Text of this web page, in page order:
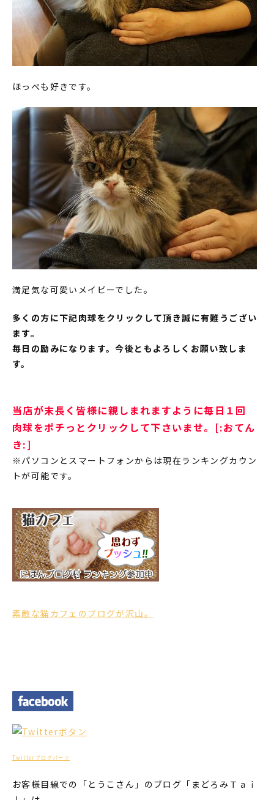
ほっぺも好きです。
満足気な可愛いメイビーでした。
多くの方に下記肉球をクリックして頂き誠に有難うござい
ます。
毎日の励みになります。今後ともよろしくお願い致しま
す。
当店が末長く皆様に親しまれますように毎日１回
肉球をポチっとクリックして下さいませ。[:おてん
き:]
※パソコンとスマートフォンからは現在ランキングカウン
トが可能です。
素敵な猫カフェのブログが沢山。
Twitterブログパーツ
お客様目線での「とうこさん」のブログ「まどろみＴａｉ